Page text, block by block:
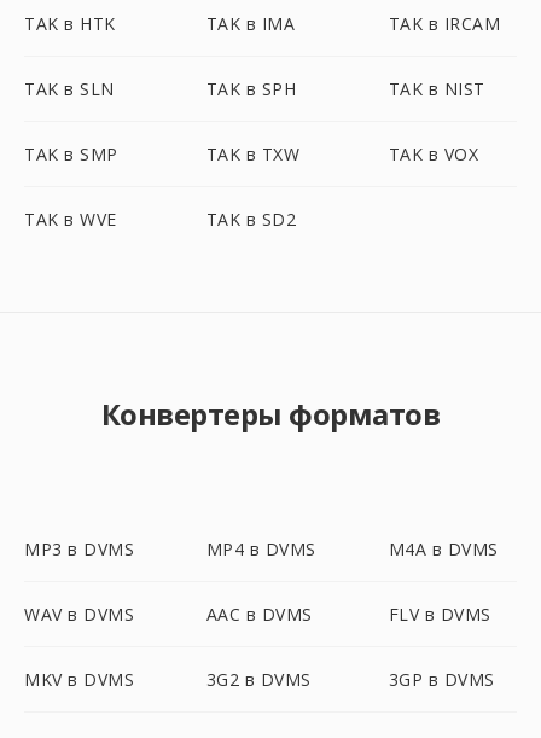
TAK в HTK TAK в IMA TAK в IRCAM
TAK в SLN TAK в SPH TAK в NIST
TAK в SMP TAK в TXW TAK в VOX
TAK в WVE TAK в SD2
Конвертеры форматов
MP3 в DVMS MP4 в DVMS M4A в DVMS
WAV в DVMS AAC в DVMS FLV в DVMS
MKV в DVMS 3G2 в DVMS 3GP в DVMS